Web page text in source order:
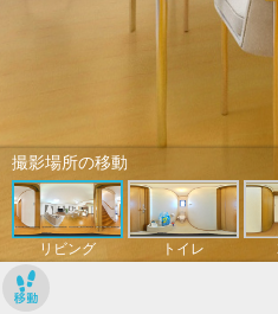
撮影場所の移動
リビング トイレ